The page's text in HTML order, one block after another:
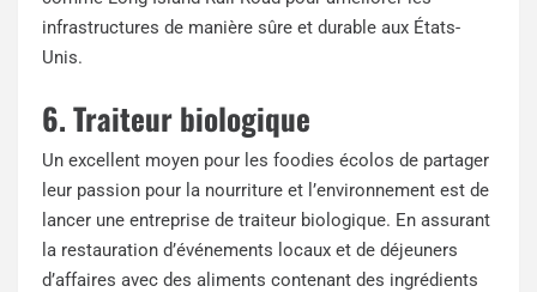
infrastructures de manière sûre et durable aux États-
Unis.
6. Traiteur biologique
Un excellent moyen pour les foodies écolos de partager
leur passion pour la nourriture et l’environnement est de
lancer une entreprise de traiteur biologique. En assurant
la restauration d’événements locaux et de déjeuners
d’affaires avec des aliments contenant des ingrédients